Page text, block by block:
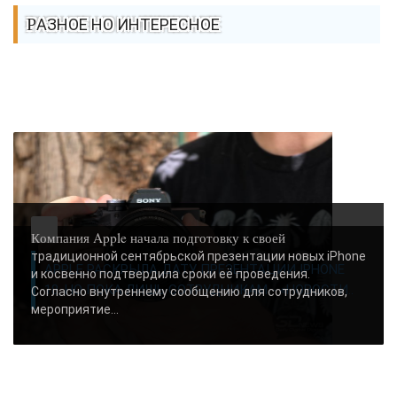
РАЗНОЕ НО ИНТЕРЕСНОЕ
APPLE РАСКРЫЛА ДАТУ ПРЕЗЕНТАЦИИ IPHONE
18, НО ПОКА ЛИШЬ СОТРУДНИКАМ - «НОВОСТИ..
Компания Apple начала подготовку к своей
традиционной сентябрьской презентации новых iPhone
и косвенно подтвердила сроки её проведения.
Согласно внутреннему сообщению для сотрудников,
мероприятие...